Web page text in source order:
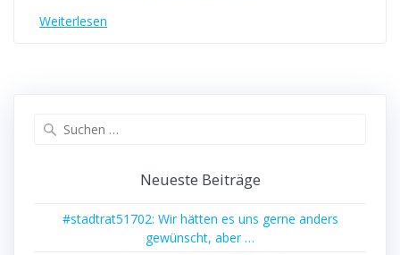
Weiterlesen
Neueste Beiträge
#stadtrat51702: Wir hätten es uns gerne anders
gewünscht, aber …